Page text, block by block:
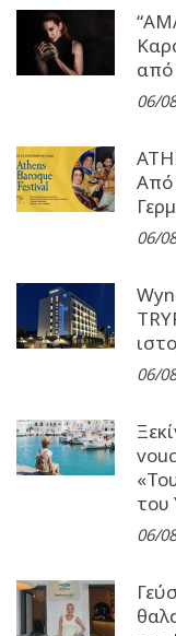
από
06/
Από
06/
06/
του
06/